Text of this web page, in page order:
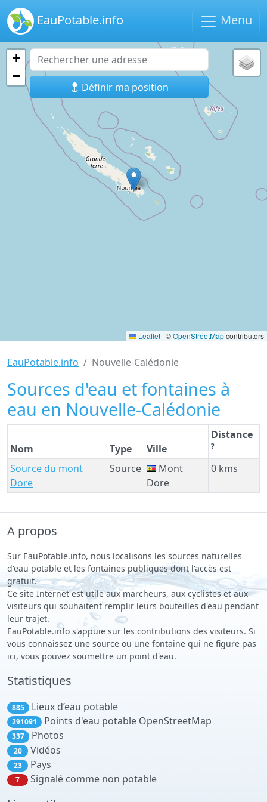
EauPotable.info Menu
Définir ma position
+
−
Leaflet | ©OpenStreetMapcontributors
EauPotable.info Nouvelle-Calédonie
Sources d'eau et fontaines à
eau en Nouvelle-Calédonie
Nom Type Ville
Distance
?
Source du mont
Dore
Source
Mont
Dore
0 kms
A propos
Sur EauPotable.info, nous localisons les sources naturelles
d'eau potable et les fontaines publiques dont l'accès est
gratuit.
Ce site Internet est utile aux marcheurs, aux cyclistes et aux
visiteurs qui souhaitent remplir leurs bouteilles d'eau pendant
leur trajet.
EauPotable.info s'appuie sur les contributions des visiteurs. Si
vous connaissez une source ou une fontaine qui ne figure pas
ici, vous pouvez soumettre un point d'eau.
Statistiques
885 Lieux d’eau potable
291091 Points d'eau potable OpenStreetMap
337 Photos
20 Vidéos
23 Pays
7 Signalé comme non potable